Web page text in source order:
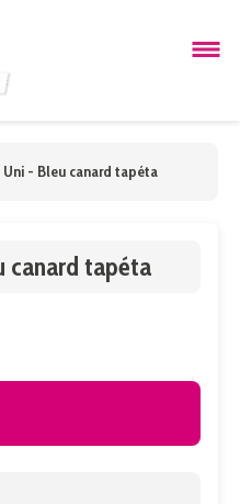
Uni - Bleu canard tapéta
canard tapéta